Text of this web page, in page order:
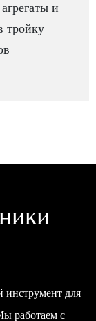
и
тройку
для
работаем с